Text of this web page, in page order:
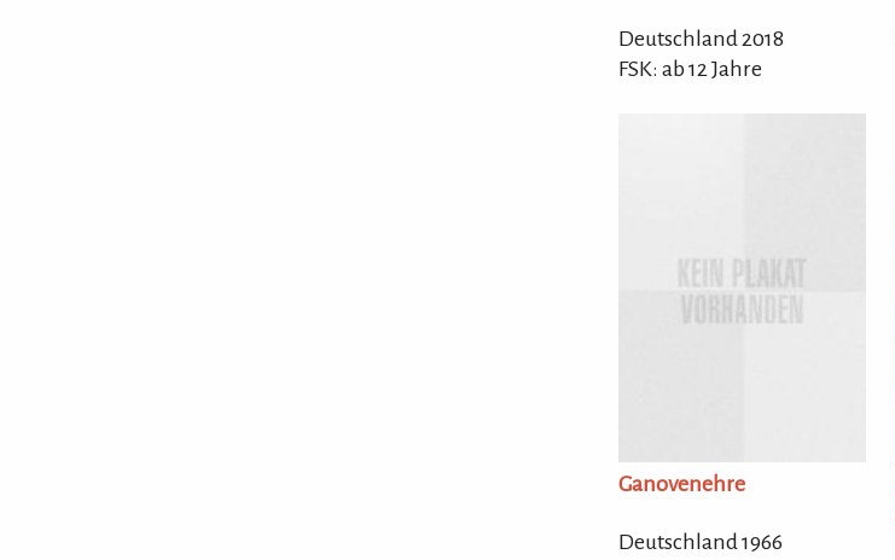
Deutschland 2018
FSK: ab 12 Jahre
Ganovenehre
Deutschland 1966